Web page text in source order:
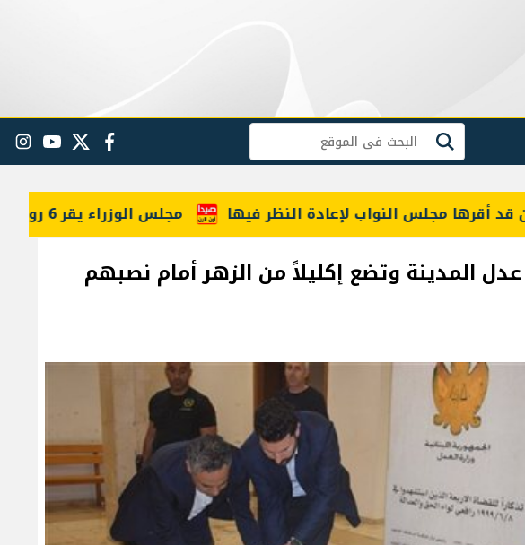
البحث بحث facebook
twitter
معلومات للـLBCI: مجلس الوزراء يقر 6 رواتب إضافية لموظفي القطاع العام وصرف الفروقات بأثر رجعي منذ آذار النظر فيها
المدينة وتضع إكليلاً من الزهر أمام نصبهم